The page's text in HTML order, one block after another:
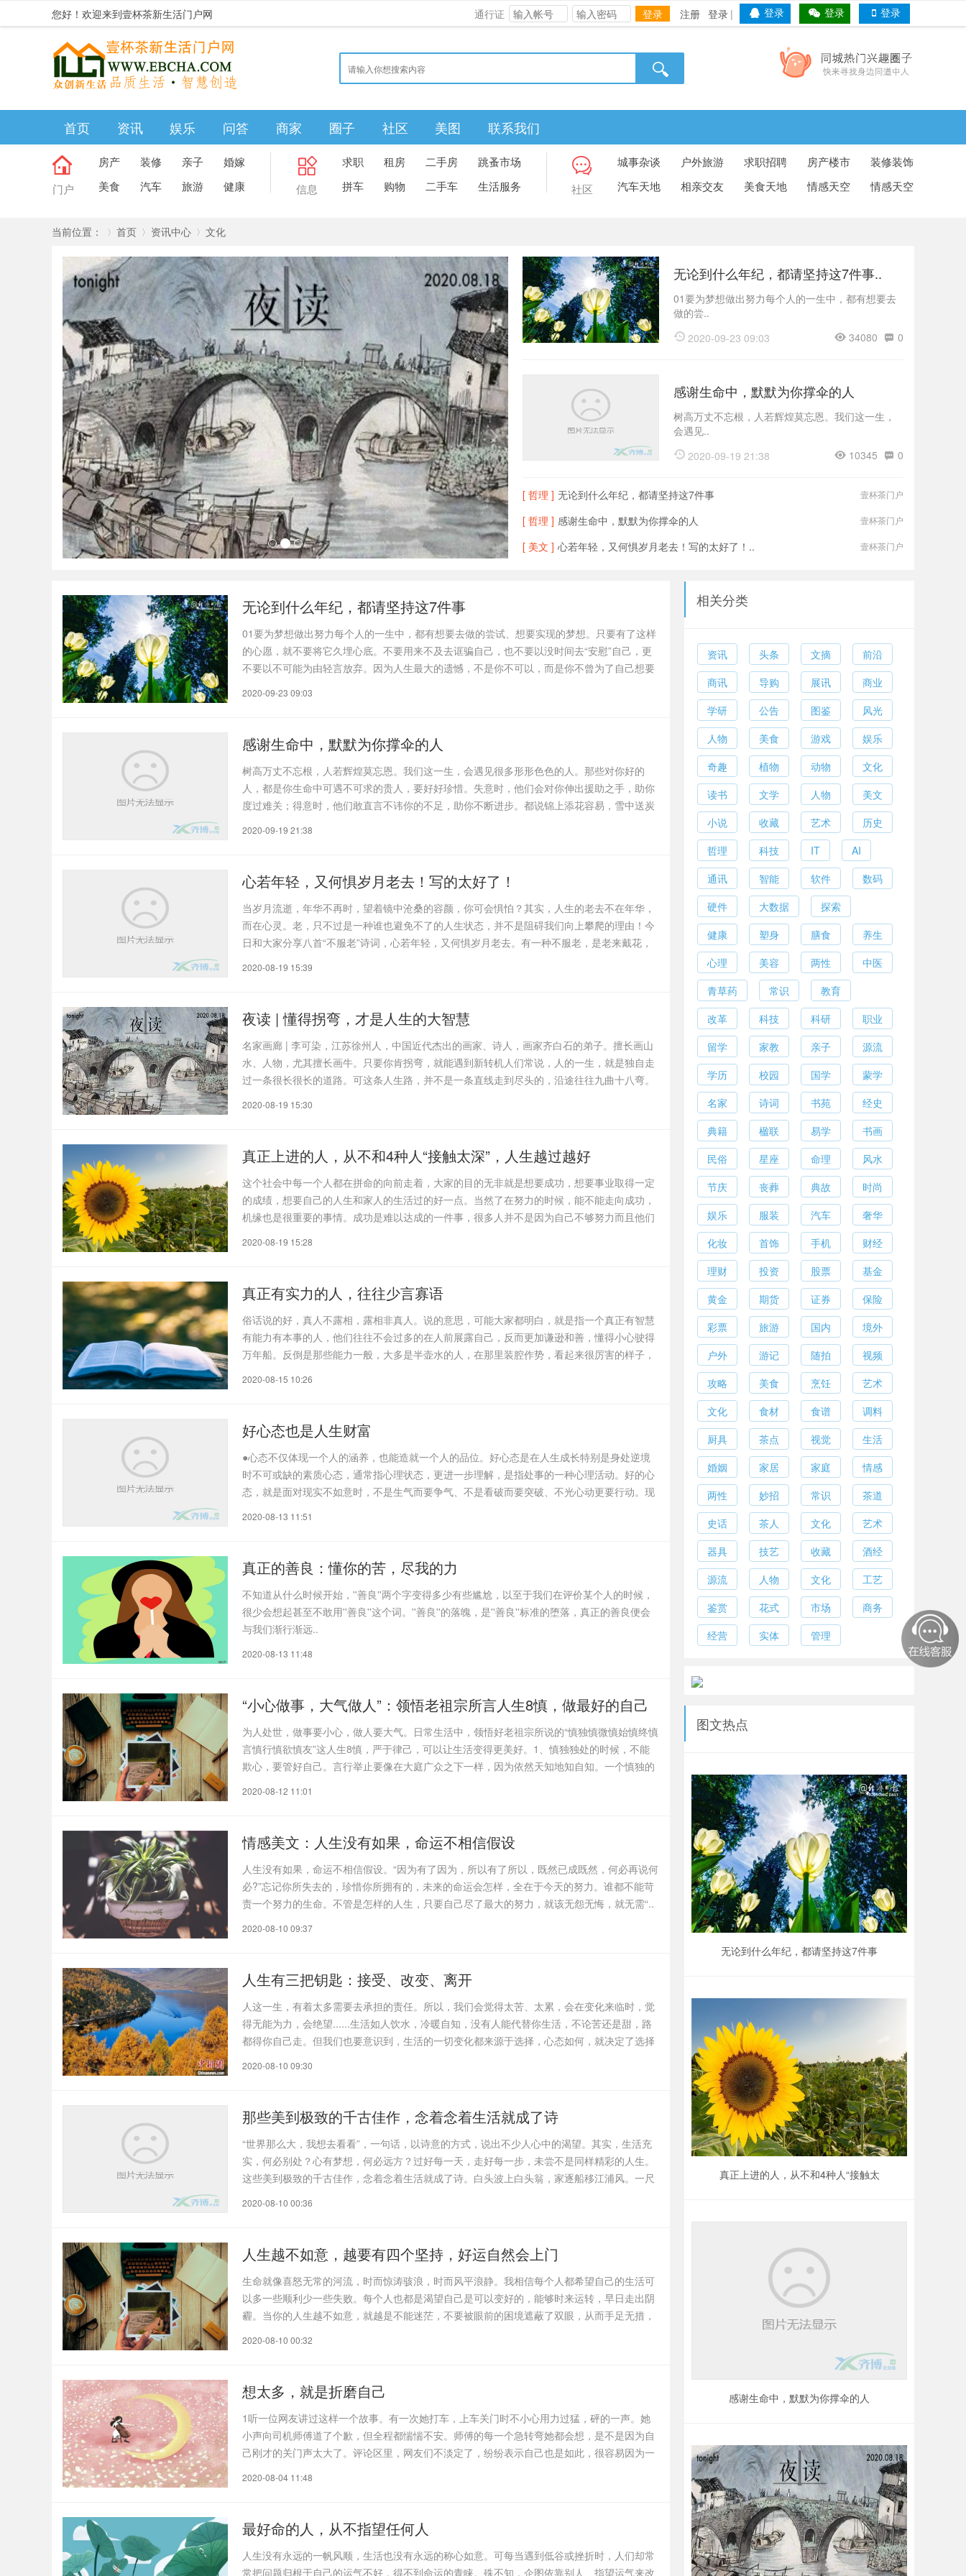
您好！欢迎来到壹杯茶新生活门户网 通行证 登录 注册 |
登录 登录 登录 登录
首页 资讯 娱乐 问答 商家 圈子 社区 美图 联系我们
门户
房产 装修 亲子
婚嫁
美食
汽车 旅游 健康 信息
求职 租房 二手房
跳蚤市场
拼车
购物 二手车 生活服务 社区
城事杂谈 户外旅游 求职招聘 房产楼市
装修装饰
汽车天地
相亲交友 美食天地 情感天空 情感天空
当前位置：
»
首页 资讯中心
›
文化
无论到什么年纪，都请坚持这7件事..
01要为梦想做出努力每个人的一生中，都有想要去
做的尝..
2020-09-23 09:03
0
34080
感谢生命中，默默为你撑伞的人
树高万丈不忘根，人若辉煌莫忘恩。我们这一生，
会遇见..
2020-09-19 21:38
0
10345
[ 哲理 ] 无论到什么年纪，都请坚持这7件事 壹杯茶门户
[ 哲理 ] 感谢生命中，默默为你撑伞的人 壹杯茶门户
[ 美文 ] 心若年轻，又何惧岁月老去！写的太好了！.. 壹杯茶门户
无论到什么年纪，都请坚持这7件事
01要为梦想做出努力每个人的一生中，都有想要去做的尝试、想要实现的梦想。只要有了这样
的心愿，就不要将它久埋心底。不要用来不及去诓骗自己，也不要以没时间去“安慰”自己，更
不要以不可能为由轻言放弃。因为人生最大的遗憾，不是你不可以，而是你不曾为了自己想要
2020-09-23 09:03
感谢生命中，默默为你撑伞的人
树高万丈不忘根，人若辉煌莫忘恩。我们这一生，会遇见很多形形色色的人。那些对你好的
人，都是你生命中可遇不可求的贵人，要好好珍惜。失意时，他们会对你伸出援助之手，助你
度过难关；得意时，他们敢直言不讳你的不足，助你不断进步。都说锦上添花容易，雪中送炭
2020-09-19 21:38
心若年轻，又何惧岁月老去！写的太好了！
当岁月流逝，年华不再时，望着镜中沧桑的容颜，你可会惧怕？其实，人生的老去不在年华，
而在心灵。老，只不过是一种谁也避免不了的人生状态，并不是阻碍我们向上攀爬的理由！今
日和大家分享八首“不服老”诗词，心若年轻，又何惧岁月老去。有一种不服老，是老来戴花，
2020-08-19 15:39
夜读 | 懂得拐弯，才是人生的大智慧
名家画廊 | 李可染，江苏徐州人，中国近代杰出的画家、诗人，画家齐白石的弟子。擅长画山
水、人物，尤其擅长画牛。只要你肯拐弯，就能遇到新转机人们常说，人的一生，就是独自走
过一条很长很长的道路。可这条人生路，并不是一条直线走到尽头的，沿途往往九曲十八弯。
2020-08-19 15:30
真正上进的人，从不和4种人“接触太深”，人生越过越好
这个社会中每一个人都在拼命的向前走着，大家的目的无非就是想要成功，想要事业取得一定
的成绩，想要自己的人生和家人的生活过的好一点。当然了在努力的时候，能不能走向成功，
机缘也是很重要的事情。成功是难以达成的一件事，很多人并不是因为自己不够努力而且他们
2020-08-19 15:28
真正有实力的人，往往少言寡语
俗话说的好，真人不露相，露相非真人。说的意思，可能大家都明白，就是指一个真正有智慧
有能力有本事的人，他们往往不会过多的在人前展露自己，反而更加谦逊和善，懂得小心驶得
万年船。反倒是那些能力一般，大多是半壶水的人，在那里装腔作势，看起来很厉害的样子，
2020-08-15 10:26
好心态也是人生财富
●心态不仅体现一个人的涵养，也能造就一个人的品位。好心态是在人生成长特别是身处逆境
时不可或缺的素质心态，通常指心理状态，更进一步理解，是指处事的一种心理活动。好的心
态，就是面对现实不如意时，不是生气而要争气、不是看破而要突破、不光心动更要行动。现
2020-08-13 11:51
真正的善良：懂你的苦，尽我的力
不知道从什么时候开始，''善良''两个字变得多少有些尴尬，以至于我们在评价某个人的时候，
很少会想起甚至不敢用''善良''这个词。''善良''的落魄，是''善良''标准的堕落，真正的善良便会
与我们渐行渐远..
2020-08-13 11:48
“小心做事，大气做人”：领悟老祖宗所言人生8慎，做最好的自己
为人处世，做事要小心，做人要大气。日常生活中，领悟好老祖宗所说的“慎独慎微慎始慎终慎
言慎行慎欲慎友”这人生8慎，严于律己，可以让生活变得更美好。1、慎独独处的时候，不能
欺心，要管好自己。言行举止要像在大庭广众之下一样，因为依然天知地知自知。一个慎独的
2020-08-12 11:01
情感美文：人生没有如果，命运不相信假设
人生没有如果，命运不相信假设。“因为有了因为，所以有了所以，既然已成既然，何必再说何
必?”忘记你所失去的，珍惜你所拥有的，未来的命运会怎样，全在于今天的努力。谁都不能苛
责一个努力的生命。不管是怎样的人生，只要自己尽了最大的努力，就该无怨无悔，就无需“..
2020-08-10 09:37
人生有三把钥匙：接受、改变、离开
人这一生，有着太多需要去承担的责任。所以，我们会觉得太苦、太累，会在变化来临时，觉
得无能为力，会绝望......生活如人饮水，冷暖自知，没有人能代替你生活，不论苦还是甜，路
都得你自己走。但我们也要意识到，生活的一切变化都来源于选择，心态如何，就决定了选择
2020-08-10 09:30
那些美到极致的千古佳作，念着念着生活就成了诗
“世界那么大，我想去看看”，一句话，以诗意的方式，说出不少人心中的渴望。其实，生活充
实，何必别处？心有梦想，何必远方？过好每一天，走好每一步，未尝不是同样精彩的人生。
这些美到极致的千古佳作，念着念着生活就成了诗。白头波上白头翁，家逐船移江浦风。一尺
2020-08-10 00:36
人生越不如意，越要有四个坚持，好运自然会上门
生命就像喜怒无常的河流，时而惊涛骇浪，时而风平浪静。我相信每个人都希望自己的生活可
以多一些顺利少一些失败。每个人也都是渴望自己是可以变好的，能够时来运转，早日走出阴
霾。当你的人生越不如意，就越是不能迷茫，不要被眼前的困境遮蔽了双眼，从而手足无措，
2020-08-10 00:32
想太多，就是折磨自己
1听一位网友讲过这样一个故事。有一次她打车，上车关门时不小心用力过猛，砰的一声。她
小声向司机师傅道了个歉，但全程都惴惴不安。师傅的每一个急转弯她都会想，是不是因为自
己刚才的关门声太大了。评论区里，网友们不淡定了，纷纷表示自己也是如此，很容易因为一
2020-08-04 11:48
最好命的人，从不指望任何人
人生没有永远的一帆风顺，生活也没有永远的称心如意。可每当遇到低谷或挫折时，人们却常
常把问题归根于自己的运气不好，得不到命运的青睐。殊不知，企图依靠别人、指望运气来改
相关分类
资讯 头条 文摘
前沿
商讯
导购 展讯
商业
学研
公告 图鉴
风光
人物
美食 游戏
娱乐
奇趣
植物 动物
文化
读书
文学 人物
美文
小说
收藏 艺术
历史
哲理
科技 IT
AI
通讯
智能 软件
数码
硬件
大数据
探索
健康
塑身 膳食
养生
心理
美容 两性
中医
青草药
常识
教育
改革
科技 科研
职业
留学
家教 亲子
源流
学历
校园 国学
蒙学
名家
诗词 书苑
经史
典籍
楹联 易学
书画
民俗
星座 命理
风水
节庆
丧葬 典故
时尚
娱乐
服装 汽车
奢华
化妆
首饰 手机
财经
理财
投资 股票
基金
黄金
期货 证券
保险
彩票
旅游 国内
境外
户外
游记 随拍
视频
攻略
美食 烹饪
艺术
文化
食材 食谱
调料
厨具
茶点 视觉
生活
婚姻
家居 家庭
情感
两性
妙招 常识
茶道
史话
茶人 文化
艺术
器具
技艺 收藏
酒经
源流
人物 文化
工艺
鉴赏
花式 市场
商务
经营
实体 管理
图文热点
无论到什么年纪，都请坚持这7件事
真正上进的人，从不和4种人“接触太
感谢生命中，默默为你撑伞的人